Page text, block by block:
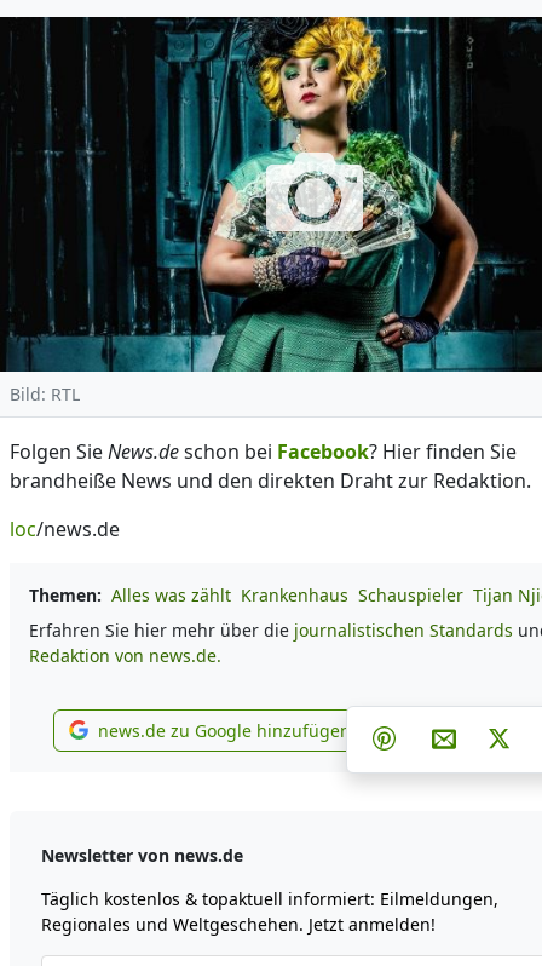
Bild: RTL
Folgen SieNews.deschon bei Facebook? Hier finden Sie
brandheiße News und den direkten Draht zur Redaktion.
loc/news.de
Themen: Alles was zählt Krankenhaus Schauspieler Tijan
Erfahren Sie hier mehr über die journalistischen Standards
Redaktion von news.de.
news.de zu Google hinzufügen
news.de zu Google hinzufügen Teilen aufTeilen
Teilen aufPer E-
Newsletter von news.de
Täglich kostenlos & topaktuell informiert: Eilmeldungen,
Regionales und Weltgeschehen. Jetzt anmelden!